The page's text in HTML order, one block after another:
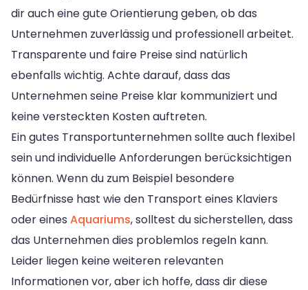
dir auch eine gute Orientierung geben, ob das
Unternehmen zuverlässig und professionell arbeitet.
Transparente und faire Preise sind natürlich
ebenfalls wichtig. Achte darauf, dass das
Unternehmen seine Preise klar kommuniziert und
keine versteckten Kosten auftreten.
Ein gutes Transportunternehmen sollte auch flexibel
sein und individuelle Anforderungen berücksichtigen
können. Wenn du zum Beispiel besondere
Bedürfnisse hast wie den Transport eines Klaviers
oder eines Aquariums, solltest du sicherstellen, dass
das Unternehmen dies problemlos regeln kann.
Leider liegen keine weiteren relevanten
Informationen vor, aber ich hoffe, dass dir diese